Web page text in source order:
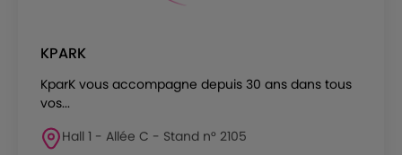
KPARK
KparK vous accompagne depuis 30 ans dans tous
vos...
Hall 1 - Allée C - Stand n° 2105